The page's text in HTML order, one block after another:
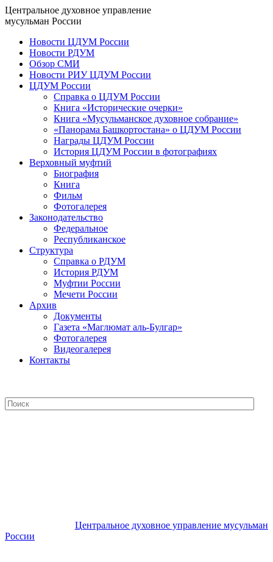
Центральное духовное управление
мусульман России
Новости ЦДУМ России
Новости РДУМ
Обзор СМИ
Новости РИУ ЦДУМ России
ЦДУМ России
Справка о ЦДУМ России
Книга «Исторические очерки»
Книга «Мусульманское духовное собрание»
«Панорама Башкортостана» о ЦДУМ России
Награды ЦДУМ России
История ЦДУМ России в фотографиях
Верховный муфтий
Биография
Книга
Фильм
Фотогалерея
Законодательство
Федеральное
Республиканское
Структура
Справка о РДУМ
История РДУМ
Муфтии России
Мечети России
Архив
Документы
Газета «Маглюмат аль-Булгар»
Фотогалерея
Видеогалерея
Контакты
Центральное духовное управление мусульман
России